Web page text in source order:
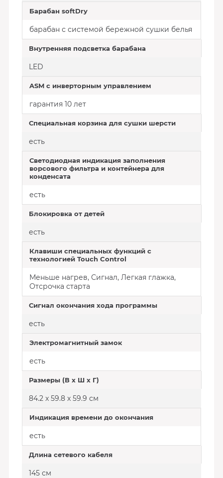
Барабан softDry
барабан с системой бережной сушки белья
Внутренняя подсветка барабана
LED
ASM с инверторным управлением
гарантия 10 лет
Специальная корзина для сушки шерсти
есть
Светодиодная индикация заполнения
ворсового фильтра и контейнера для
конденсата
есть
Блокировка от детей
есть
Клавиши специальных функций с
технологией Touch Control
Меньше нагрев, Сигнал, Легкая глажка,
Отсрочка старта
Сигнал окончания хода программы
есть
Электромагнитный замок
есть
Размеры (В х Ш х Г)
84.2 x 59.8 x 59.9 см
Индикация времени до окончания
есть
Длина сетевого кабеля
145 см